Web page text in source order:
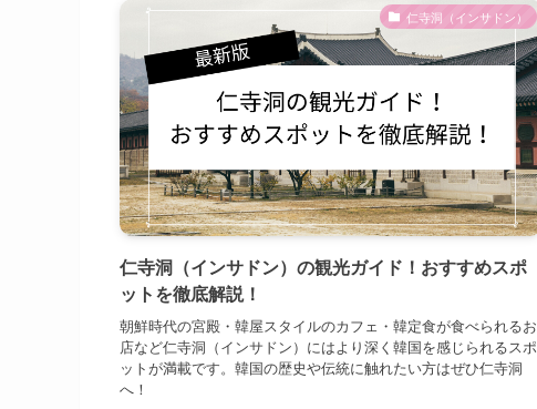
仁寺洞（インサドン）
仁寺洞（インサドン）の観光ガイド！おすすめスポ
ットを徹底解説！
朝鮮時代の宮殿・韓屋スタイルのカフェ・韓定食が食べられるお
店など仁寺洞（インサドン）にはより深く韓国を感じられるスポ
ットが満載です。韓国の歴史や伝統に触れたい方はぜひ仁寺洞
へ！